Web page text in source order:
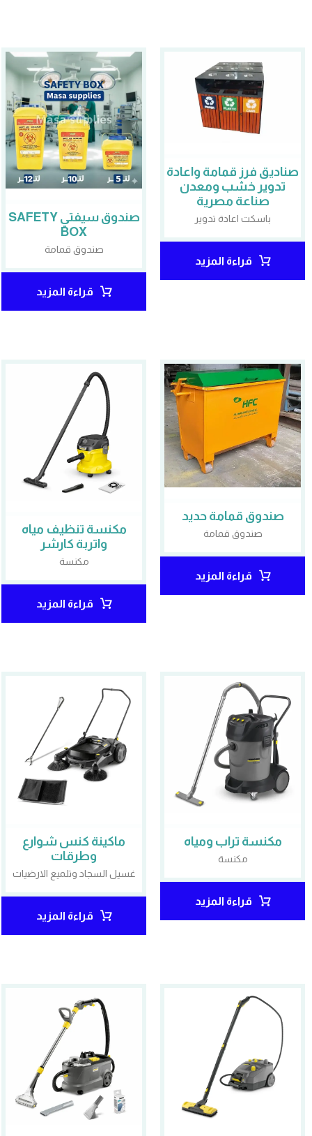
صناديق فرز قمامة واعادة
تدوير خشب ومعدن
صناعة مصرية
باسكت اعادة تدوير
قراءة المزيد
صندوق سيفتي SAFETY
BOX
صندوق قمامة
قراءة المزيد
صندوق قمامة حديد
صندوق قمامة
قراءة المزيد
مكنسة تنظيف مياه
واتربة كارشر
مكنسة
قراءة المزيد
مكنسة تراب ومياه
مكنسة
قراءة المزيد
ماكينة كنس شوارع
وطرقات
غسيل السجاد وتلميع الارضيات
قراءة المزيد